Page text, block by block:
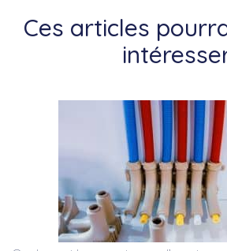
Ces articles